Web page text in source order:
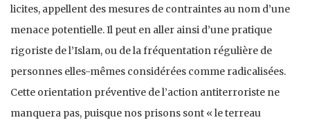
licites, appellent des mesures de contraintes au nom d’une
menace potentielle. Il peut en aller ainsi d’une pratique
rigoriste de l’Islam, ou de la fréquentation régulière de
personnes elles-mêmes considérées comme radicalisées.
Cette orientation préventive de l’action antiterroriste ne
manquera pas, puisque nos prisons sont « le terreau